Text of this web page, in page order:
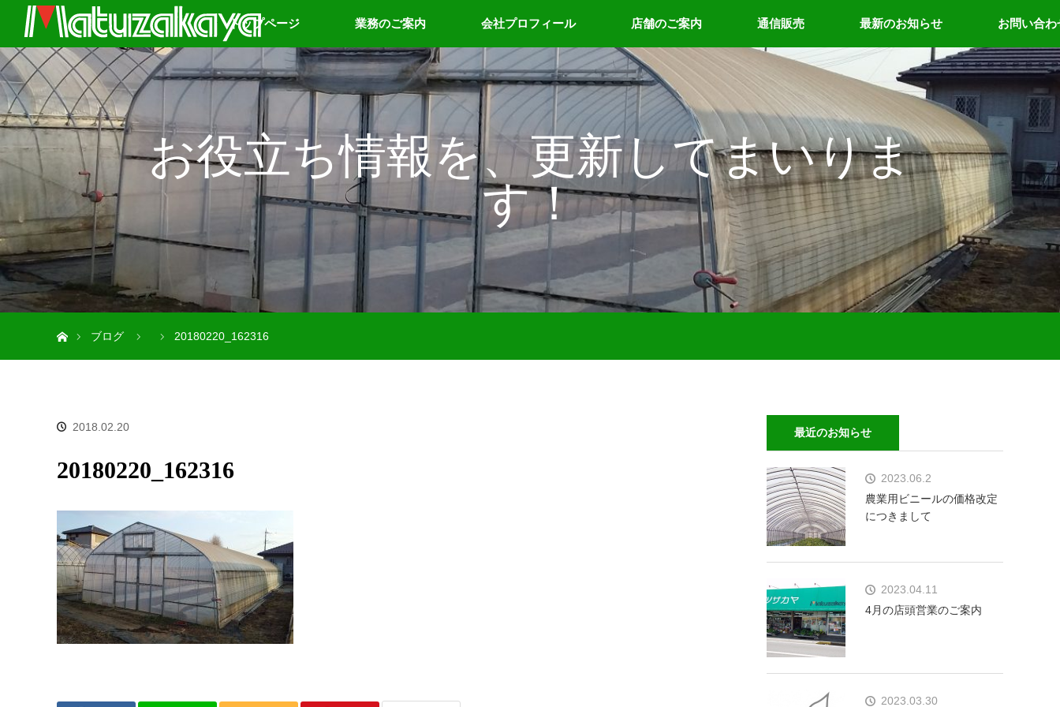
トップページ 業務のご案内 会社プロフィール 店舗のご案内 通信販売 最新のお知らせ お問い合わ
お役立ち情報を、更新してまいりま
す！
ブログ
20180220_162316
2018.02.20
20180220_162316
最近のお知らせ
2023.06.2
農業用ビニールの価格改定
につきまして
2023.04.11
4月の店頭営業のご案内
2023.03.30